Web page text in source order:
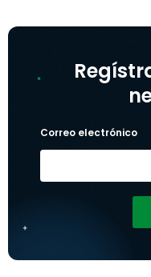
Correo electrónico
l